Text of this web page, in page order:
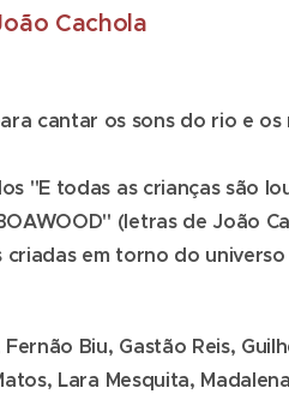
Cachola
cantar os sons do rio e
"E todas as crianças são
(letras de João
em torno do universo
Biu, Gastão Reis,
Lara Mesquita,